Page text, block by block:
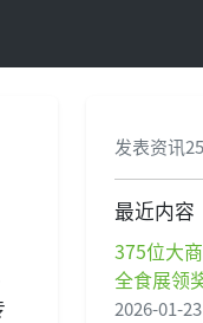
发表资讯
最近内容
375位大
全食展领
2026-01-23